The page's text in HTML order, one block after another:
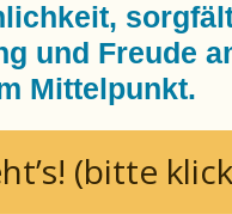
und Freude
Mittelpunkt.
(bitte